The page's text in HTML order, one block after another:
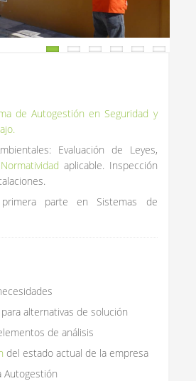
de Autogestión en Seguridad y
Evaluación de Leyes,
Normatividad aplicable. Inspección
parte en Sistemas de
alternativas de solución
de análisis
del estado actual de la empresa
Autogestión